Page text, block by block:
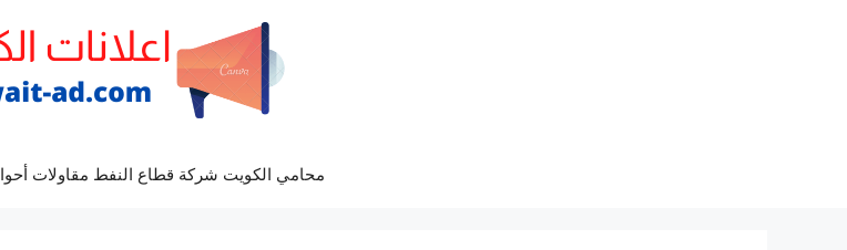
محامي الكويت شركة قطاع النفط مقاولات